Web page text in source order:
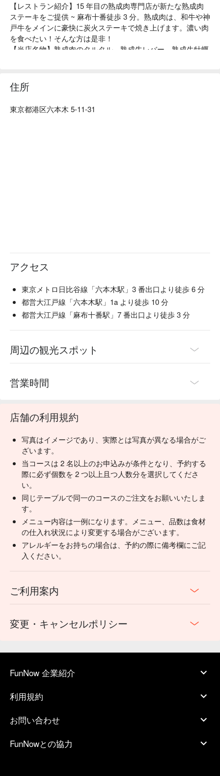
【レストラン紹介】15 年目の熟成肉専門店が新たな熟成肉
ステーキをご提供 ~ 麻布十番徒歩 3 分。熟成肉は、和牛や神
戸牛をメインに豪快に炭火ステーキで焼き上げます。濃い肉
を食べたい！そんな方は是非！
【当店名物】熟成肉のタルタル、熟成牛レバー、熟成生牡蠣
最新発酵技術で肉の旨味「アミノ酸」を 3 倍に引き上げまし
た。部位によってその味わいは異なり、肉の味を味わえる炭
【店内雰囲気】古民家の隠れ家レストラン。気取らない、落
住所
東京都港区六本木 5-11-31
アクセス
東京メトロ日比谷線「六本木駅」3 番出口より徒歩 6 分
都営大江戸線「六本木駅」1a より徒歩 10 分
都営大江戸線「麻布十番駅」7 番出口より徒歩 3 分
周辺の観光スポット
営業時間
店舗の利用規約
写真はイメージであり、実際とは写真が異なる場合がご
ざいます。
当コースは 2 名以上のお申込みが条件となり、予約する
際に必ず個数を 2 つ以上且つ人数分を選択してくださ
い。
同じテーブルで同一のコースのご注文をお願いいたしま
す。
メニュー内容は一例になります。メニュー、品数は食材
の仕入れ状況により変更する場合がございます。
アレルギーをお持ちの場合は、予約の際に備考欄にご記
入ください。
ご利用案内
変更・キャンセルポリシー
FunNow 企業紹介
利用規約
お問い合わせ
FunNowとの協力